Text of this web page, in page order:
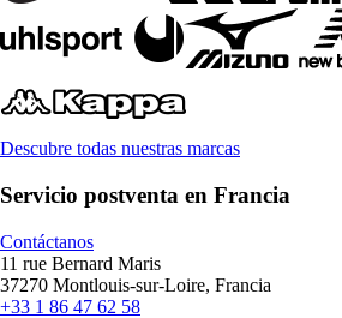
Descubre todas nuestras marcas
Servicio postventa en Francia
Contáctanos
11 rue Bernard Maris
37270 Montlouis-sur-Loire, Francia
+33 1 86 47 62 58